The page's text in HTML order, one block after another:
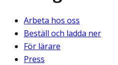
Arbeta hos oss
Beställ och ladda ner
För lärare
Press